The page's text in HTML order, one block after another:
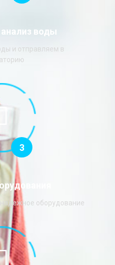
воды
и отправляем в
3
оборудование